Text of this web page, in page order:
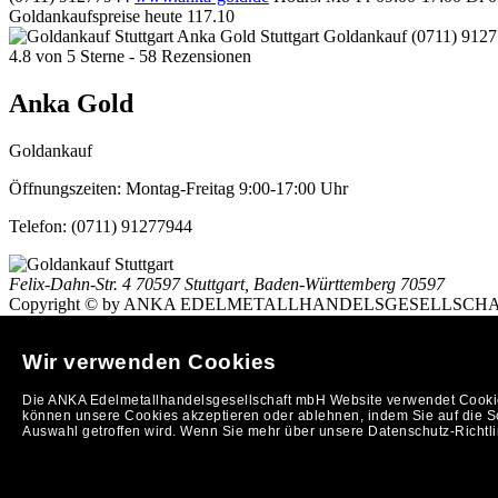
Wir verwenden Cookies
Die ANKA Edelmetallhandelsgesellschaft mbH Website verwendet
können unsere Cookies akzeptieren oder ablehnen, indem Sie auf die
Auswahl getroffen wird. Wenn Sie mehr über unsere Datenschutz-
Goldankaufspreise heute 117.10
Anka Gold Stuttgart Goldankauf (0711)
4.8 von 5 Sterne - 58 Rezensionen
Anka Gold
Goldankauf
Öffnungszeiten: Montag-Freitag 9:00-17:00 Uhr
Telefon: (0711) 91277944
Felix-Dahn-Str. 4 70597 Stuttgart, Baden-Württemberg 70597
Copyright © by ANKA
Entfernungsrechner/Anfahrtsplan)
Kurierdienste Reutlingen Taxi Reutlingen www.moeblierte-
Anka Goldankauf Stuttgart hat4,8von5Sternen 78Bewertungen
Ihre Merkliste v. 07.08.2026